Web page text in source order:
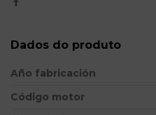
Dados do produto
Año fabricación
Código motor